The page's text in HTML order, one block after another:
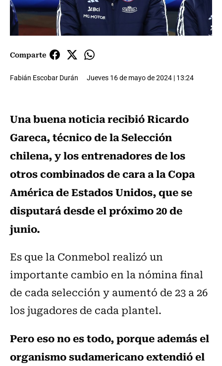
Comparte
Fabián Escobar Durán Jueves 16 de mayo de 2024 | 13:24
Una buena noticia recibió Ricardo
Gareca, técnico de la Selección
chilena, y los entrenadores de los
otros combinados de cara a la Copa
América de Estados Unidos, que se
disputará desde el próximo 20 de
junio.
Es que la Conmebol realizó un
importante cambio en la nómina final
de cada selección y aumentó de 23 a 26
los jugadores de cada plantel.
Pero eso no es todo, porque además el
organismo sudamericano extendió el